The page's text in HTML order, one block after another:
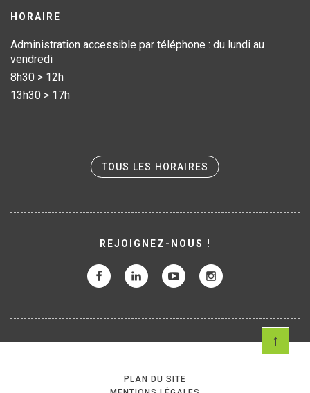
HORAIRE
Administration accessible par téléphone : du lundi au
vendredi
8h30 > 12h
13h30 > 17h
TOUS LES HORAIRES
REJOIGNEZ-NOUS !
PLAN DU SITE